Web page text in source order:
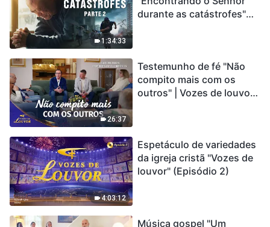
1:34:33
durante as catástrofes"
catástrofes ccontecem, a
humanidade está
entrando em contagem
26:37
Testemunho de fé "Não
compito mais com os
outros" | Vozes de louvor
4:03:12
Espetáculo de variedades
da igreja cristã "Vozes de
louvor" (Episódio 2)
Música gospel "Um